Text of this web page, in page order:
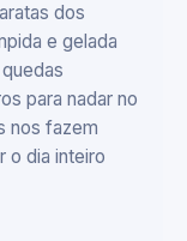
dos
e gelada
para nadar no
nos fazem
o dia inteiro